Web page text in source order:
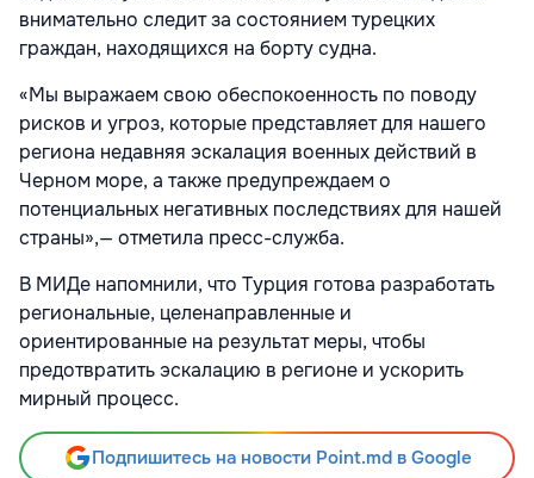
внимательно следит за состоянием турецких
граждан, находящихся на борту судна.
«Мы выражаем свою обеспокоенность по поводу
рисков и угроз, которые представляет для нашего
региона недавняя эскалация военных действий в
Черном море, а также предупреждаем о
потенциальных негативных последствиях для нашей
страны»,— отметила пресс-служба.
В МИДе напомнили, что Турция готова разработать
региональные, целенаправленные и
ориентированные на результат меры, чтобы
предотвратить эскалацию в регионе и ускорить
мирный процесс.
Подпишитесь на новости Point.md в Google